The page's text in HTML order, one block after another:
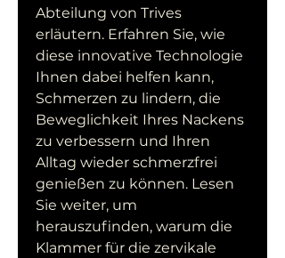
Abteilung von Trives
erläutern. Erfahren Sie, wie
diese innovative Technologie
Ihnen dabei helfen kann,
Schmerzen zu lindern, die
Beweglichkeit Ihres Nackens
zu verbessern und Ihren
Alltag wieder schmerzfrei
genießen zu können. Lesen
Sie weiter, um
herauszufinden, warum die
Klammer für die zervikale